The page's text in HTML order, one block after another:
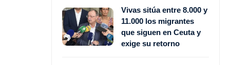
Vivas sitúa entre 8.000 y
11.000 los migrantes
que siguen en Ceuta y
exige su retorno